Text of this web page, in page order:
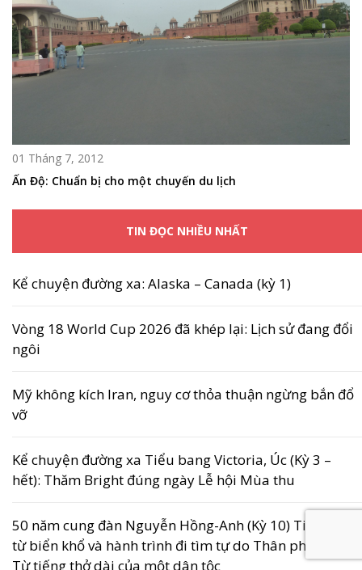
01 Tháng 7, 2012
Ấn Độ: Chuẩn bị cho một chuyến du lịch
TIN ĐỌC NHIỀU NHẤT
Kể chuyện đường xa: Alaska – Canada (kỳ 1)
Vòng 18 World Cup 2026 đã khép lại: Lịch sử đang đổi
ngôi
Mỹ không kích Iran, nguy cơ thỏa thuận ngừng bắn đổ
vỡ
Kể chuyện đường xa Tiểu bang Victoria, Úc (Kỳ 3 –
hết): Thăm Bright đúng ngày Lễ hội Mùa thu
50 năm cung đàn Nguyễn Hồng-Anh (Kỳ 10) Tiếng hát
từ biển khổ và hành trình đi tìm tự do Thân phận ca 2:
Từ tiếng thở dài của một dân tộc